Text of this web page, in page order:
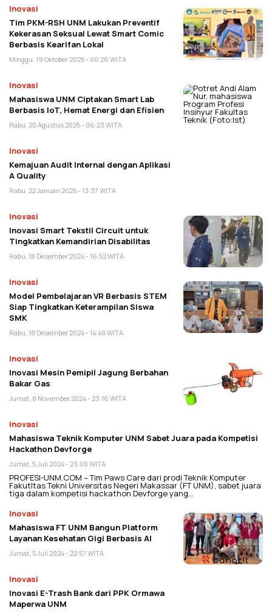
Inovasi
Tim PKM-RSH UNM Lakukan Preventif
Kekerasan Seksual Lewat Smart Comic
Berbasis Kearifan Lokal
Minggu, 19 Oktober 2025 - 00:26 WITA
Inovasi
Mahasiswa UNM Ciptakan Smart Lab
Berbasis IoT, Hemat Energi dan Efisien
Rabu, 20 Agustus 2025 - 06:23 WITA
Inovasi
Kemajuan Audit Internal dengan Aplikasi
A Quality
Rabu, 22 Januari 2025 - 13:37 WITA
Inovasi
Inovasi Smart Tekstil Circuit untuk
Tingkatkan Kemandirian Disabilitas
Rabu, 18 Desember 2024 - 16:52 WITA
Inovasi
Model Pembelajaran VR Berbasis STEM
Siap Tingkatkan Keterampilan Siswa
SMK
Rabu, 18 Desember 2024 - 14:48 WITA
Inovasi
Inovasi Mesin Pemipil Jagung Berbahan
Bakar Gas
Jumat, 8 November 2024 - 23:16 WITA
Inovasi
Mahasiswa Teknik Komputer UNM Sabet Juara pada Kompetisi
Hackathon Devforge
Jumat, 5 Juli 2024 - 23:08 WITA
PROFESI-UNM.COM – Tim Paws Care dari prodi Teknik Komputer
Fakutltas Tekni Universitas Negeri Makassar (FT UNM), sabet juara
tiga dalam kompetisi hackathon Devforge yang…
Inovasi
Mahasiswa FT UNM Bangun Platform
Layanan Kesehatan Gigi Berbasis AI
Jumat, 5 Juli 2024 - 22:57 WITA
Inovasi
Inovasi E-Trash Bank dari PPK Ormawa
Maperwa UNM